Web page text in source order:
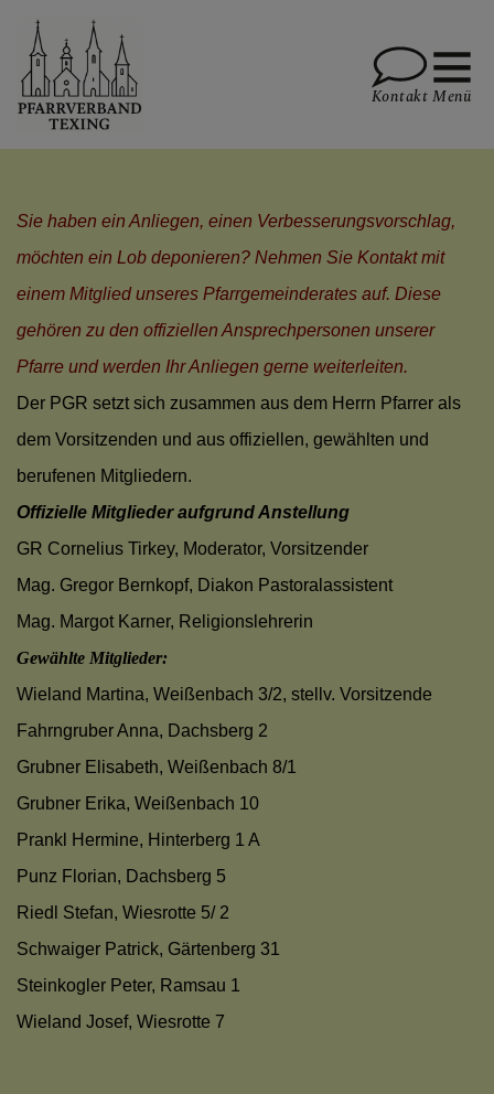
PFARRE TEXING
PFARRE KIRNBERG
PFARRE PLANKENSTEIN
Gottesdienstordnung Plankenstein
Pfarrgemeinderat Plankenstein
Pfarrkirchenrat Plankenstein
Geschichte Pfarre Plankenstein
Glocken (Gedicht v. Pfr. Dorn)
PFARRE ST. GOTTHARD
GEMEINSAMER
Kontakt Menü
Sie haben ein Anliegen, einen Verbesserungsvorschlag,
möchten ein Lob deponieren? Nehmen Sie Kontakt mit
einem Mitglied unseres Pfarrgemeinderates auf. Diese
gehören zu den offiziellen Ansprechpersonen unserer
Pfarre und werden Ihr Anliegen gerne weiterleiten.
Der PGR setzt sich zusammen aus dem Herrn Pfarrer als
dem Vorsitzenden und aus offiziellen, gewählten und
berufenen Mitgliedern.
Offizielle Mitglieder aufgrund Anstellung
GR Cornelius Tirkey, Moderator, Vorsitzender
Mag. Gregor Bernkopf, Diakon Pastoralassistent
Mag. Margot Karner, Religionslehrerin
Gewählte Mitglieder:
Wieland Martina, Weißenbach 3/2, stellv. Vorsitzende
Fahrngruber Anna, Dachsberg 2
Grubner Elisabeth, Weißenbach 8/1
Grubner Erika, Weißenbach 10
Prankl Hermine, Hinterberg 1 A
Punz Florian, Dachsberg 5
Riedl Stefan, Wiesrotte 5/ 2
Schwaiger Patrick, Gärtenberg 31
Steinkogler Peter, Ramsau 1
Wieland Josef, Wiesrotte 7